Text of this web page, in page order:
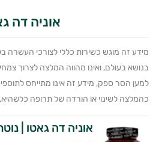
אוניה דה
מידע זה מוגש כשירות כללי לצורכי העשרה
בנושא בעולם, ואינו מהווה המלצה לצרוך
למען הסר ספק, מידע זה אינו מתייחס לתוספי
כהמלצה לשינוי או הורדה של תרופה כלשהיא,
אוניה דה גאטו |